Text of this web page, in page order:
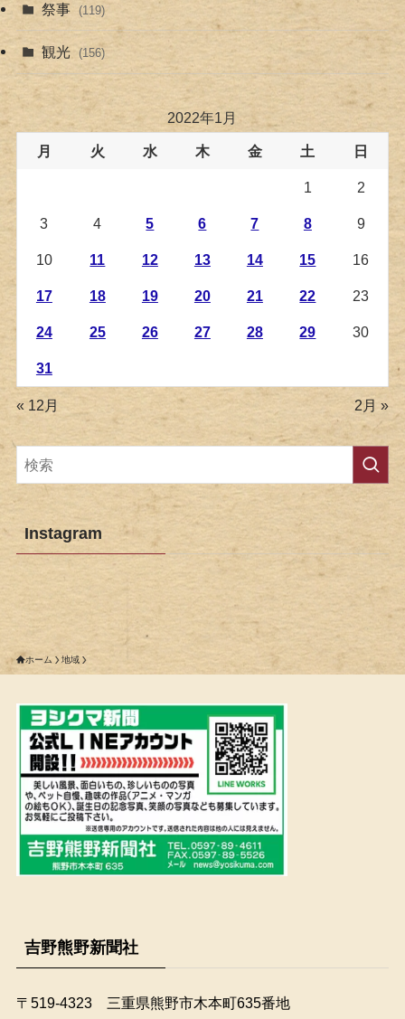
祭事 (119)
観光 (156)
2022年1月
月 火 水 木 金 土 日
1 2
3 4 5 6 7 8 9
10 11 12 13 14 15 16
17 18 19 20 21 22 23
24 25 26 27 28 29 30
31
« 12月 2月 »
Instagram
ホーム 地域
吉野熊野新聞社
〒519-4323 三重県熊野市木本町635番地